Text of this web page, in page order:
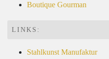
Boutique Gourman
LINKS:
Stahlkunst Manufaktur